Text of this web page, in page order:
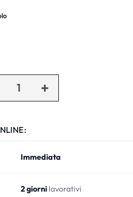
Immediata
2 giornilavorativi